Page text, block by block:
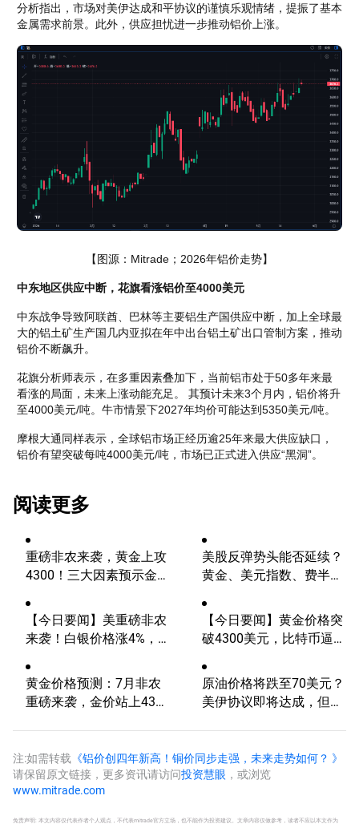
分析指出，市场对美伊达成和平协议的谨慎乐观情绪，提振了基本
金属需求前景。此外，供应担忧进一步推动铝价上涨。
【图源：Mitrade；2026年铝价走势】
中东地区供应中断，花旗看涨铝价至4000美元
中东战争导致阿联酋、巴林等主要铝生产国供应中断，加上全球最
大的铝土矿生产国几内亚拟在年中出台铝土矿出口管制方案，推动
铝价不断飙升。
花旗分析师表示，在多重因素叠加下，当前铝市处于50多年来最
看涨的局面，未来上涨动能充足。 其预计未来3个月内，铝价将升
至4000美元/吨。牛市情景下2027年均价可能达到5350美元/吨。
摩根大通同样表示，全球铝市场正经历逾25年来最大供应缺口，
铝价有望突破每吨4000美元/吨，市场已正式进入供应“黑洞”。
阅读更多
重磅非农来袭，黄金上攻
4300！三大因素预示金价
美股反弹势头能否延续？
黄金、美元指数、费半指
【今日要闻】美重磅非农
来袭！白银价格涨4%，
【今日要闻】黄金价格突
破4300美元，比特币逼近
黄金价格预测：7月非农
重磅来袭，金价站上4300
原油价格将跌至70美元？
美伊协议即将达成，但小
注:如需转载 《铝价创四年新高！铜价同步走强，未来走势如何？ 》
请保留原文链接，更多资讯请访问投资慧眼 ，或浏览
www.mitrade.com
免责声明: 本文内容仅代表作者个人观点，不代表mitrade官方立场，也不能作为投资建议。文章内容仅做参考，读者不应以本文作为